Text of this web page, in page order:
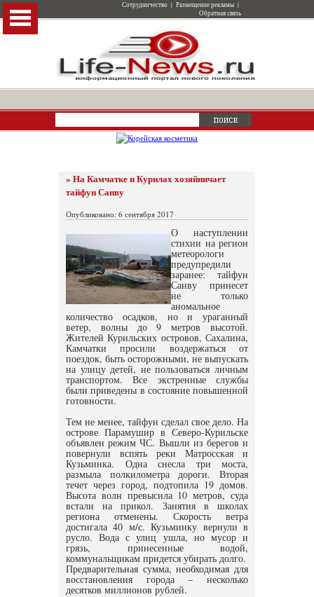
Сотрудничество | Размещение рекламы |
Обратная связь
» На Камчатке и Курилах хозяйничает
тайфун Санву
Опубликовано: 6 сентября 2017
О наступлении
стихии на регион
метеорологи
предупредили
заранее: тайфун
Санву принесет
не только
аномальное
количество осадков, но и ураганный
ветер, волны до 9 метров высотой.
Жителей Курильских островов, Сахалина,
Камчатки просили воздержаться от
поездок, быть осторожными, не выпускать
на улицу детей, не пользоваться личным
транспортом. Все экстренные службы
были приведены в состояние повышенной
готовности.
Тем не менее, тайфун сделал свое дело. На
острове Парамушир в Северо-Курильске
объявлен режим ЧС. Вышли из берегов и
повернули вспять реки Матросская и
Кузьминка. Одна снесла три моста,
размыла полкилометра дороги. Вторая
течет через город, подтопила 19 домов.
Высота волн превысила 10 метров, суда
встали на прикол. Занятия в школах
региона отменены. Скорость ветра
достигала 40 м/с. Кузьминку вернули в
русло. Вода с улиц ушла, но мусор и
грязь, принесенные водой,
коммунальщикам придется убирать долго.
Предварительная сумма, необходимая для
восстановления города – несколько
десятков миллионов рублей.